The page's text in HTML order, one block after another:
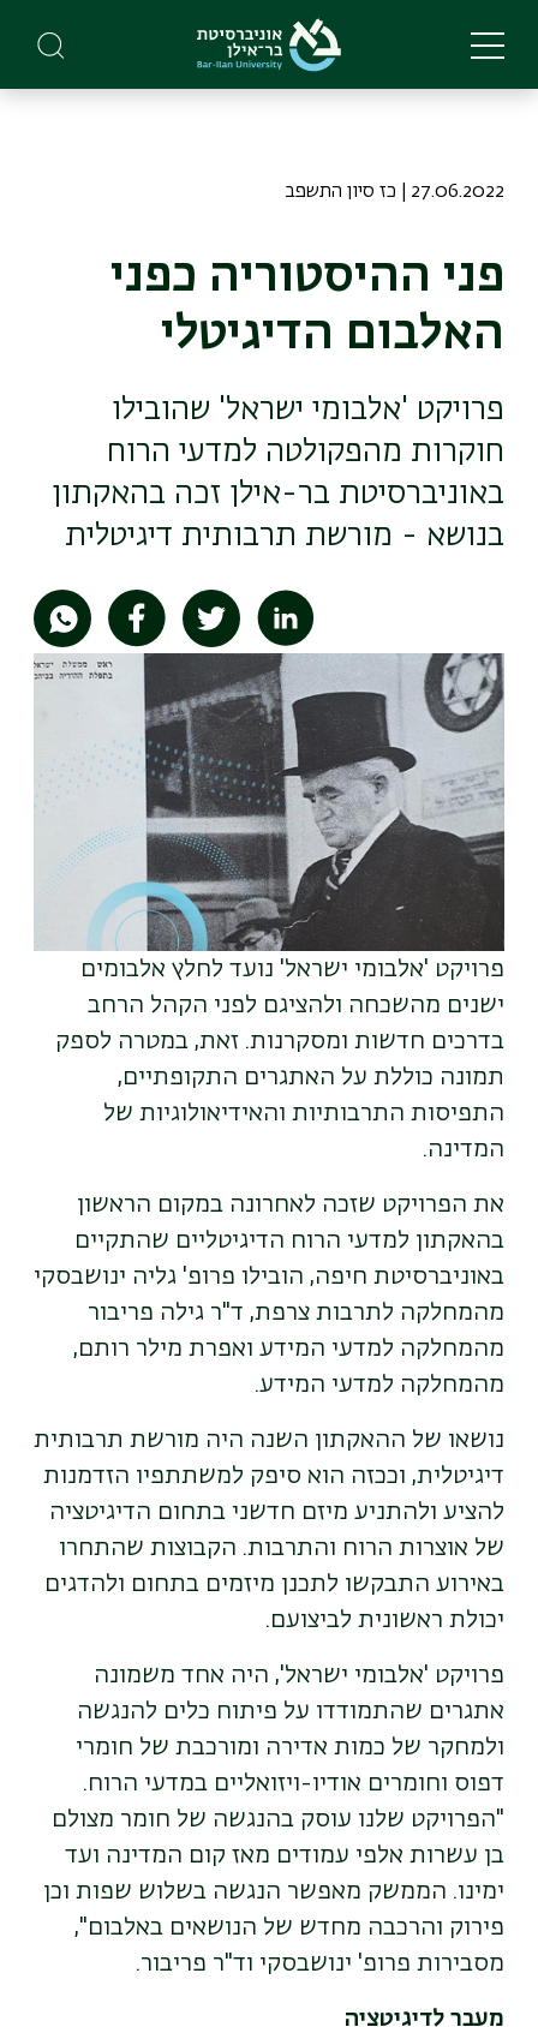
main
27.06.2022 | כז סיון התשפב
פני ההיסטוריה כפני
האלבום הדיגיטלי
פרויקט 'אלבומי ישראל' שהובילו
חוקרות מהפקולטה למדעי הרוח
באוניברסיטת בר-אילן זכה בהאקתון
בנושא - מורשת תרבותית דיגיטלית
תמונה
פרויקט 'אלבומי ישראל' נועד לחלץ אלבומים
ישנים מהשכחה ולהציגם לפני הקהל הרחב
בדרכים חדשות ומסקרנות. זאת, במטרה לספק
תמונה כוללת על האתגרים התקופתיים,
התפיסות התרבותיות והאידיאולוגיות של
המדינה.
את הפרויקט שזכה לאחרונה במקום הראשון
בהאקתון למדעי הרוח הדיגיטליים שהתקיים
באוניברסיטת חיפה, הובילו פרופ' גליה ינושבסקי
מהמחלקה לתרבות צרפת, ד"ר גילה פריבור
מהמחלקה למדעי המידע ואפרת מילר רותם,
מהמחלקה למדעי המידע.
נושאו של ההאקתון השנה היה מורשת תרבותית
דיגיטלית, וככזה הוא סיפק למשתתפיו הזדמנות
להציע ולהתניע מיזם חדשני בתחום הדיגיטציה
של אוצרות הרוח והתרבות. הקבוצות שהתחרו
באירוע התבקשו לתכנן מיזמים בתחום ולהדגים
יכולת ראשונית לביצועם.
פרויקט 'אלבומי ישראל', היה אחד משמונה
אתגרים שהתמודדו על פיתוח כלים להנגשה
ולמחקר של כמות אדירה ומורכבת של חומרי
דפוס וחומרים אודיו-ויזואליים במדעי הרוח.
"הפרויקט שלנו עוסק בהנגשה של חומר מצולם
בן עשרות אלפי עמודים מאז קום המדינה ועד
ימינו. הממשק מאפשר הנגשה בשלוש שפות וכן
פירוק והרכבה מחדש של הנושאים באלבום",
מסבירות פרופ' ינושבסקי וד"ר פריבור.
מעבר לדיגיטציה